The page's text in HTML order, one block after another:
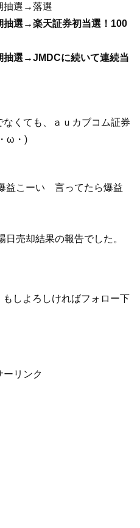
選→落選
楽天証券初当選！100
選→JMDCに続いて連続当
くても、ａｕカブコム証券
ω・)
こーい 言ってたら爆益
売却結果の報告でした。
しよろしければフォロー下
ーリンク